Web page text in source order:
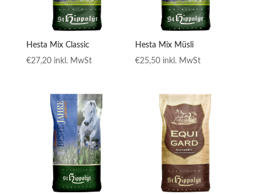
Hesta Mix Classic
€27,20 inkl. MwSt
Hesta Mix Müsli
€25,50 inkl. MwSt